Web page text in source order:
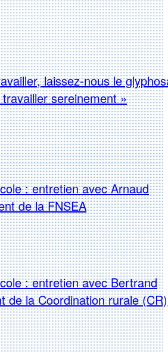
laissez-nous le
travailler sereinement »
: entretien avec Arnaud
de la FNSEA
: entretien avec Bertrand
de la Coordination rurale (CR)